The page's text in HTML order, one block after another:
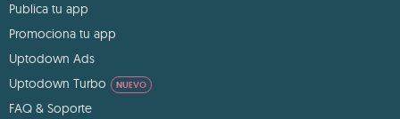
Publica tu app
Promociona tu app
Uptodown Ads
Uptodown Turbo
NUEVO
FAQ & Soporte